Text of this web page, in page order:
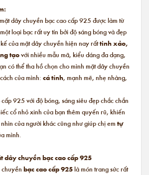
dây chuyền bạc cao cấp 925 được làm từ
loại bạc rất uy tín bởi độ sáng bóng và đẹp
của mặt dây chuyền hiện nay rấttinh xảo,
tạovới nhiều mẫu mã, kiểu dáng đa dạng,
có thể tha hồ chọn cho mình mặt dây chuyền
của mình: cá tính, mạnh mẽ, nhẹ nhàng,
925 với độ bóng, sáng siêu đẹp chắc chắn
cổ nhỏ xinh của bạn thêm quyến rũ, khiến
của người khác cũng như giúp chị em tự
mình.
dây chuyền bạc cao cấp 925
bạc cao cấp 925là món trang sức rất